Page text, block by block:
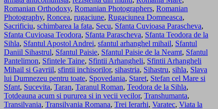
Romanian Orthodoxy, Romanian Photographers, Romanian
Photography, Roncea, rugaciune, Rugaciunea Domneasca,
Sacrificiu, schimbarea la fata, Secu, Sfanta Cuvioasa Parascheva,
Sfanta Cuvioasa Teodora, Sfanta Parascheva, Sfanta Teodora de la
Sihla, Sfantul Apostol Andrei, sfantul arhanghel mihail, Sfantul
Daniil Sihastrul, Sfantul Paisie, Sfantul Paisie de la Neamt, Sfantul
Pantelimon, Sfintele Taine, Sfintii Arhangheli, Sfintii Arhangheli
Mihail si Gavriil, sfintii inchisorilor, sihastria, Sihastru, sihla, Slava
lui Dumnezeu pentru toate, Spovedania, Staret, Stefan cel Mare si
Sfant, Sucevita, Taran, Taranul Roman, Teodora de la Sihla,
Totdeauna acum si pururea si in vecii vecilor, Transhumanta,
Transilvania, Transilvania Romana, Trei Ierarhi, Varatec, Viata la